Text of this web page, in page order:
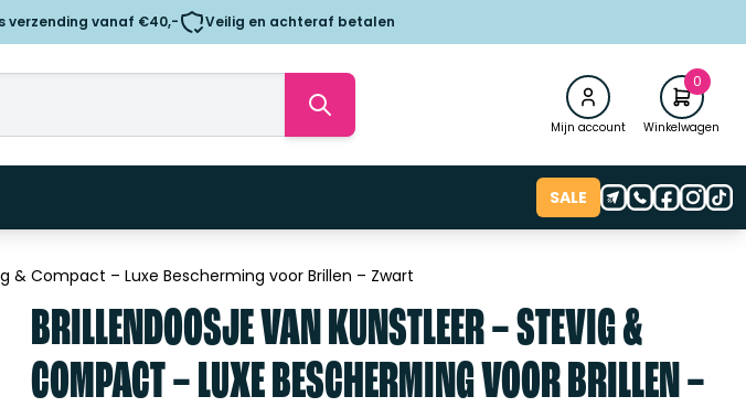
verzending vanaf €40,- Veilig en achteraf betalen
Mijn account
0
Winkelwagen
SALE
& Compact – Luxe Bescherming voor Brillen – Zwart
BRILLENDOOSJE VAN KUNSTLEER – STEVIG &
COMPACT – LUXE BESCHERMING VOOR BRILLEN –